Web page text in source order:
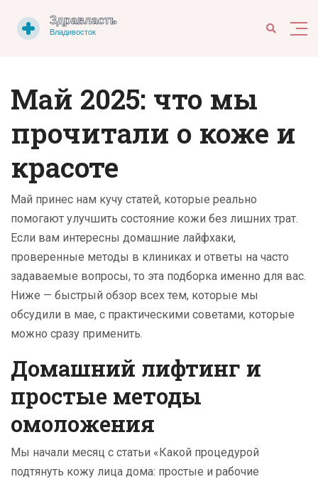
Май 2025: что мы
прочитали о коже и
красоте
Май принес нам кучу статей, которые реально
помогают улучшить состояние кожи без лишних трат.
Если вам интересны домашние лайфхаки,
проверенные методы в клиниках и ответы на часто
задаваемые вопросы, то эта подборка именно для вас.
Ниже — быстрый обзор всех тем, которые мы
обсудили в мае, с практическими советами, которые
можно сразу применить.
Домашний лифтинг и
простые методы
омоложения
Мы начали месяц с статьи «Какой процедурой
подтянуть кожу лица дома: простые и рабочие